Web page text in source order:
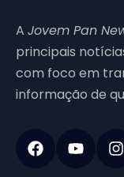
A Jovem Pan
principais
com foco em
informação de